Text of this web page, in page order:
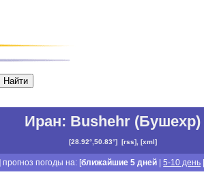
Иран: Bushehr (Бушехр)
[28.92°,50.83°] [rss], [xml]
прогноз погоды на: [ближайшие 5 дней |5-10 день